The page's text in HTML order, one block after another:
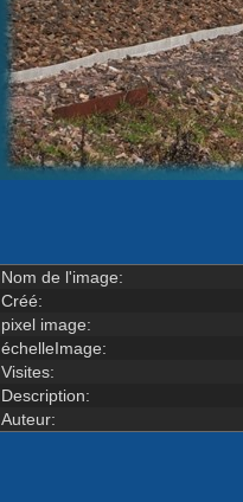
Nom de l'image:
Créé:
pixel image:
échelleImage:
Visites:
Description:
Auteur: